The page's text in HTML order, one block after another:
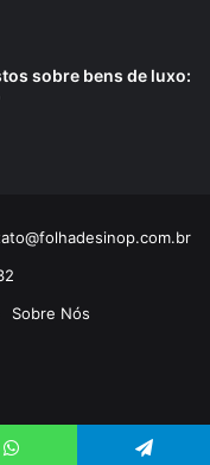
sobre bens de luxo:
Sobre Nós